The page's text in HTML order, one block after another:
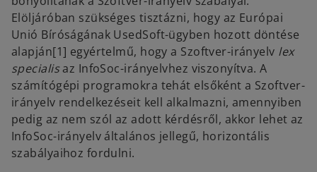
Elöljáróban szükséges tisztázni, hogy az Európai
Unió Bíróságának UsedSoft-ügyben hozott döntése
alapján[1] egyértelmű, hogy a Szoftver-irányelv lex
specialisaz InfoSoc-irányelvhez viszonyítva. A
számítógépi programokra tehát elsőként a Szoftver-
irányelv rendelkezéseit kell alkalmazni, amennyiben
pedig az nem szól az adott kérdésről, akkor lehet az
InfoSoc-irányelv általános jellegű, horizontális
szabályaihoz fordulni.